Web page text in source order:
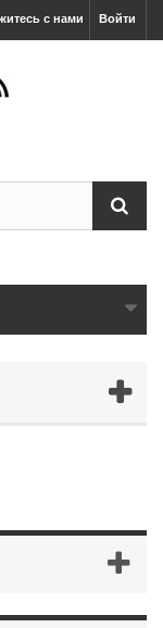
Войти
с нами